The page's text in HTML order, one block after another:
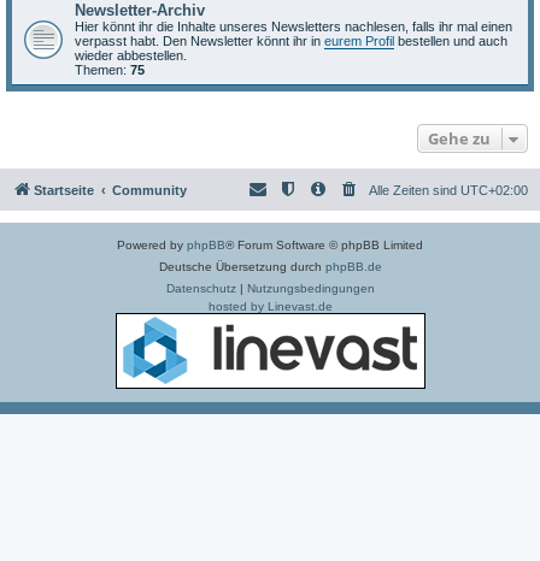
Newsletter-Archiv
Hier könnt ihr die Inhalte unseres Newsletters nachlesen, falls ihr mal einen
verpasst habt. Den Newsletter könnt ihr in eurem Profil bestellen und auch
wieder abbestellen.
Themen: 75
Gehe zu
Startseite Community Alle Zeiten sind UTC+02:00
Powered by phpBB® Forum Software © phpBB Limited
Deutsche Übersetzung durch phpBB.de
Datenschutz| Nutzungsbedingungen
hosted by Linevast.de